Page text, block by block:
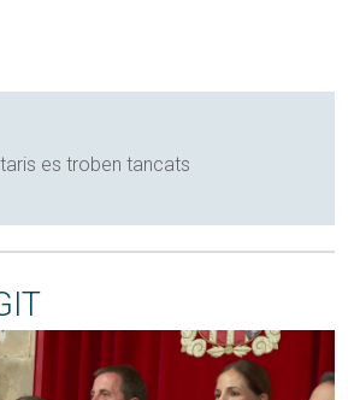
es troben tancats